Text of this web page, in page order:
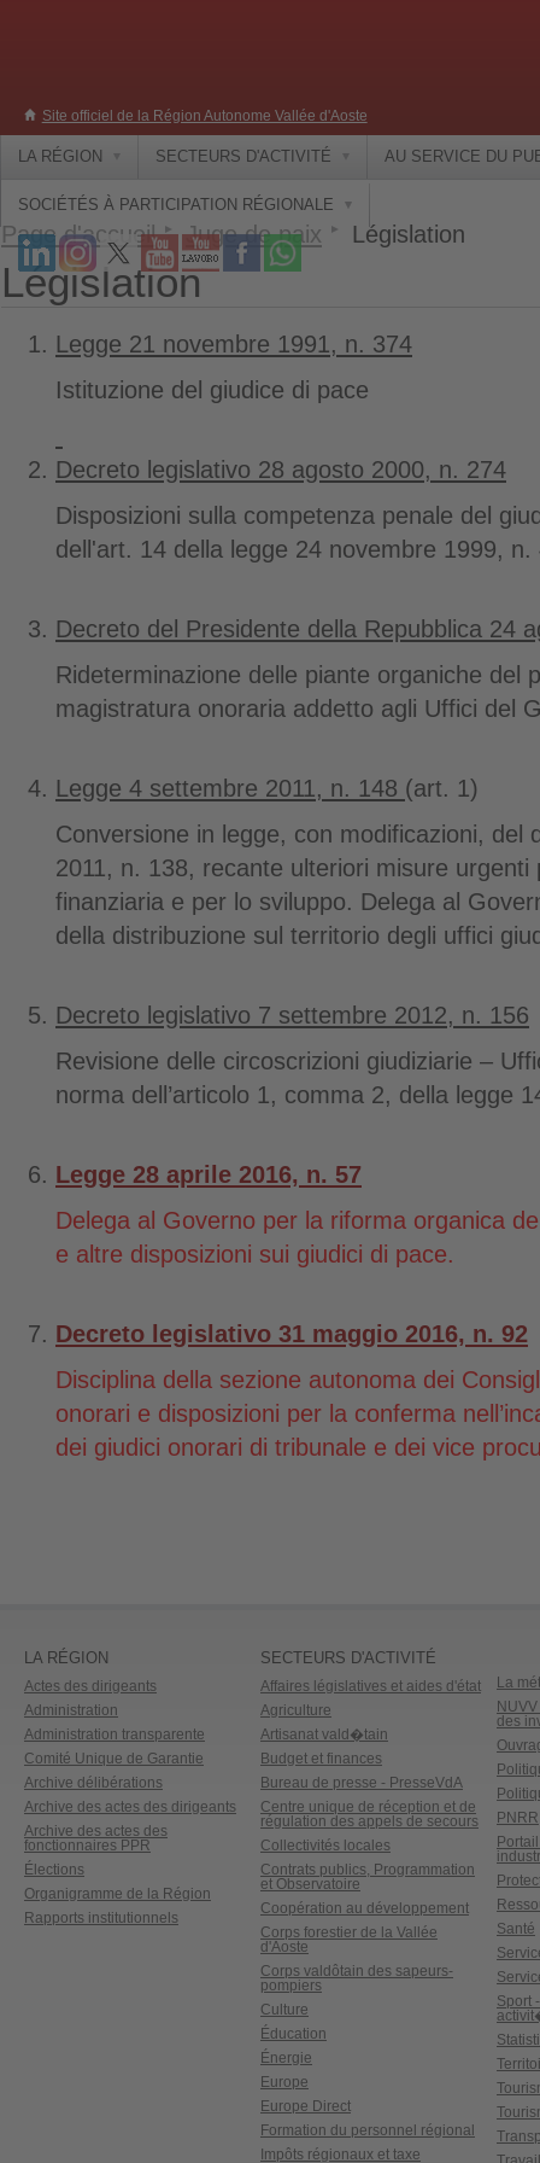
Site officiel de la Région Autonome Vallée d'Aoste
LA RÉGION SECTEURS D'ACTIVITÉ AU SERVICE DU
SOCIÉTÉS À PARTICIPATION RÉGIONALE
Page d'accueil Juge de paix Législation
Législation
Legge 21 novembre 1991, n. 374
Istituzione del giudice di pace
Decreto legislativo 28 agosto 2000, n. 274
Disposizioni sulla competenza penale del
dell'art. 14 della legge 24 novembre 1999, n.
Decreto del Presidente della Repubblica 24
Rideterminazione delle piante organiche del
magistratura onoraria addetto agli Uffici del
Legge 4 settembre 2011, n. 148 (art. 1)
Conversione in legge, con modificazioni, del
2011, n. 138, recante ulteriori misure urgenti
finanziaria e per lo sviluppo. Delega al
della distribuzione sul territorio degli uffici
Decreto legislativo 7 settembre 2012, n. 156
Revisione delle circoscrizioni giudiziarie –
norma dell’articolo 1, comma 2, della legge
Legge 28 aprile 2016, n. 57
Delega al Governo per la riforma organica
e altre disposizioni sui giudici di pace.
Decreto legislativo 31 maggio 2016, n. 92
Disciplina della sezione autonoma dei
onorari e disposizioni per la conferma
dei giudici onorari di tribunale e dei vice
LA RÉGION
Actes des dirigeants
Administration
Administration transparente
Comité Unique de Garantie
Archive délibérations
Archive des actes des dirigeants
Archive des actes des
fonctionnaires PPR
Élections
Organigramme de la Région
Rapports institutionnels
SECTEURS D'ACTIVITÉ
Affaires législatives et aides d'état
Agriculture
Artisanat vald�tain
Budget et finances
Bureau de presse - PresseVdA
Centre unique de réception et de
régulation des appels de secours
Collectivités locales
Contrats publics, Programmation
et Observatoire
Coopération au développement
Corps forestier de la Vallée
d'Aoste
Corps valdôtain des sapeurs-
pompiers
Culture
Éducation
Énergie
Europe
Europe Direct
Formation du personnel régional
Impôts régionaux et taxe
La
des
PNRR
Santé
Sport